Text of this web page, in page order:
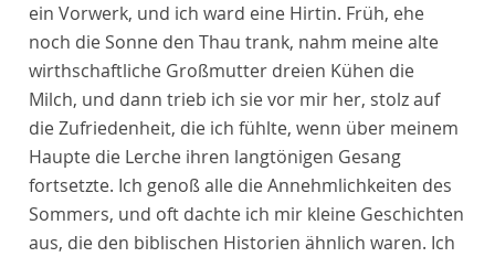
ein Vorwerk, und ich ward eine Hirtin. Früh, ehe
noch die Sonne den Thau trank, nahm meine alte
wirthschaftliche Großmutter dreien Kühen die
Milch, und dann trieb ich sie vor mir her, stolz auf
die Zufriedenheit, die ich fühlte, wenn über meinem
Haupte die Lerche ihren langtönigen Gesang
fortsetzte. Ich genoß alle die Annehmlichkeiten des
Sommers, und oft dachte ich mir kleine Geschichten
aus, die den biblischen Historien ähnlich waren. Ich